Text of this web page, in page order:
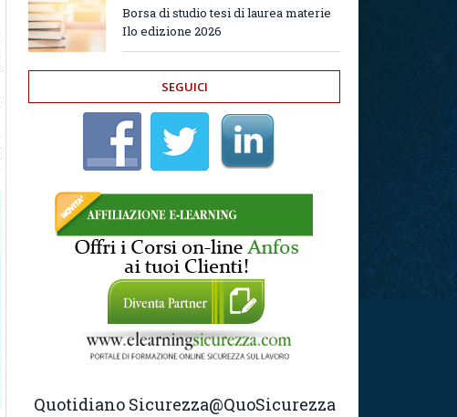
Borsa di studio tesi di laurea materie
Ilo edizione 2026
SEGUICI
Quotidiano Sicurezza@QuoSicurezza